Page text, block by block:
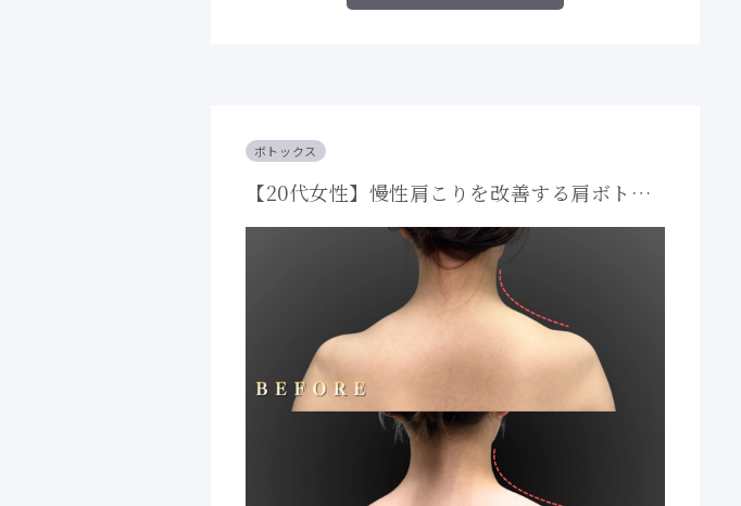
ボトックス
【20代女性】慢性肩こりを改善する肩ボトッ
クス症例｜大阪 心斎橋BiBiクリニック